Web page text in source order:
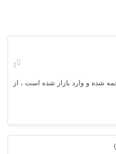
1
شده و وارد بازار شده است ، از